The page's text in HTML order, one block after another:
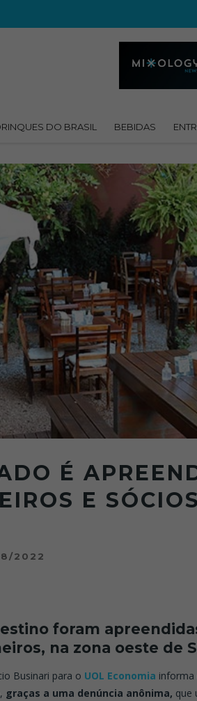
DO BRASIL BEBIDAS
É
E
2022
foram
na zona oeste de
Businari para o UOL Economia informa
graças a uma denúncia anônima, que